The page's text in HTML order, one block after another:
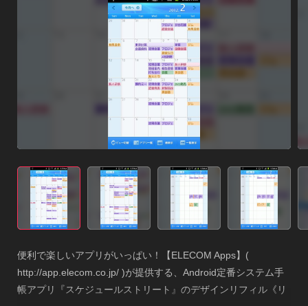
便利で楽しいアプリがいっぱい！【ELECOM Apps】(
http://app.elecom.co.jp/ )が提供する、Android定番システム手
帳アプリ『スケジュールストリート』のデザインリフィル《リ